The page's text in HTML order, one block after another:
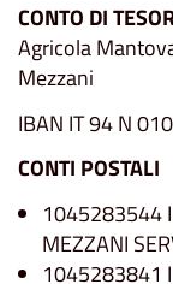
CONTO DI
Agricola
Mezzani
IBAN IT 94 N
CONTI POSTALI
1045283544
MEZZANI
1045283841